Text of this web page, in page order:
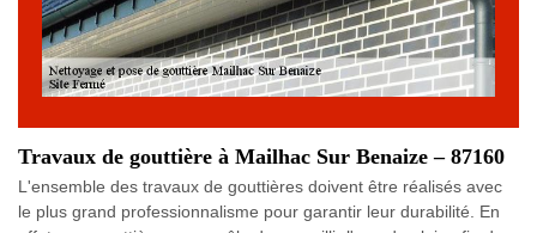
Travaux de gouttière à Mailhac Sur Benaize – 87160
L'ensemble des travaux de gouttières doivent être réalisés avec
le plus grand professionnalisme pour garantir leur durabilité. En